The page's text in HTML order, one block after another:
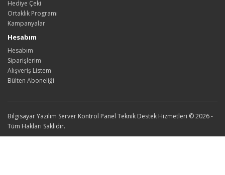
Hediye Çeki
Ortaklık Programı
Kampanyalar
Hesabım
Hesabım
Siparişlerim
Alışveriş Listem
Bülten Aboneliği
Bilgisayar Yazılım Server Kontrol Panel Teknik Destek Hizmetleri © 2026 -
Tüm Hakları Saklıdır.